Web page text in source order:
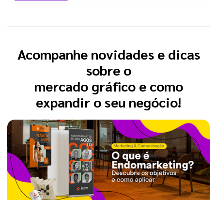
Acompanhe novidades e dicas
sobre o
mercado gráfico e como
expandir o seu negócio!